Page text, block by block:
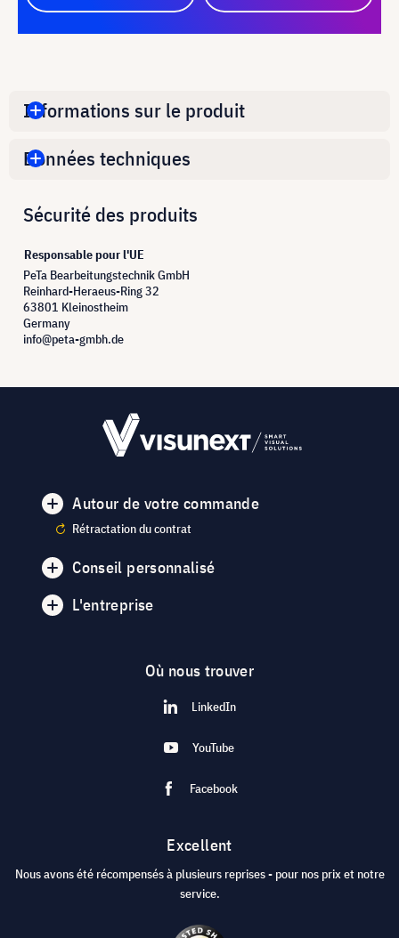
Informations sur le produit
Données techniques
Sécurité des produits
Responsable pour l'UE
PeTa Bearbeitungstechnik GmbH
Reinhard-Heraeus-Ring 32
63801 Kleinostheim
Germany
info@peta-gmbh.de
Autour de votre commande
Rétractation du contrat
Conseil personnalisé
L'entreprise
Où nous trouver
LinkedIn
YouTube
Facebook
Excellent
Nous avons été récompensés à plusieurs reprises - pour nos prix et notre
service.